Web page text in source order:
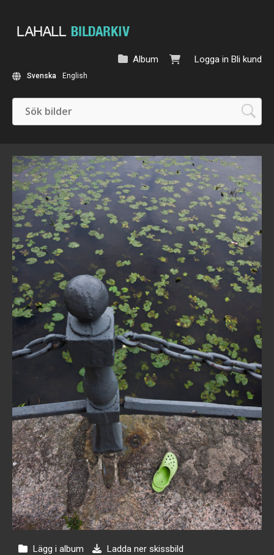
Logga in Bli kund
Album
Svenska English
Lägg i album Ladda ner skissbild